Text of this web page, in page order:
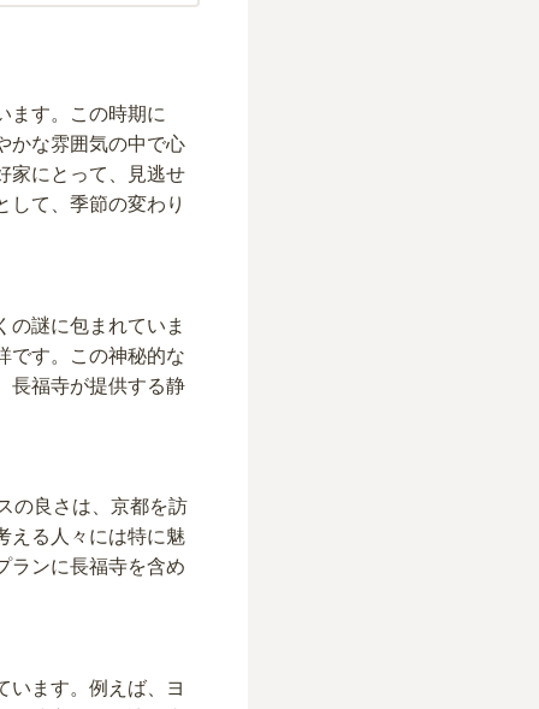
ます。この時期に
かな雰囲気の中で心
家にとって、見逃せ
して、季節の変わり
の謎に包まれていま
です。この神秘的な
長福寺が提供する静
の良さは、京都を訪
える人々には特に魅
ランに長福寺を含め
います。例えば、ヨ